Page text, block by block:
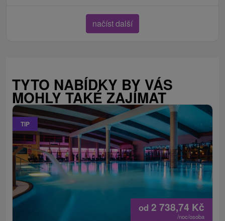
načíst další
TYTO NABÍDKY BY VÁS
MOHLY TAKÉ ZAJÍMAT
TIP
od 2 738,74 Kč
/noc/osoba